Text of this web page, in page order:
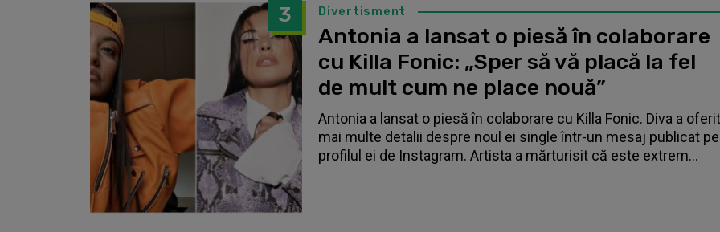
3 Divertisment
Antonia a lansat o piesă în colaborare
cu Killa Fonic: „Sper să vă placă la fel
de mult cum ne place nouă”
Antonia a lansat o piesă în colaborare cu Killa Fonic. Diva a oferit
mai multe detalii despre noul ei single într-un mesaj publicat pe
profilul ei de Instagram. Artista a mărturisit că este extrem...